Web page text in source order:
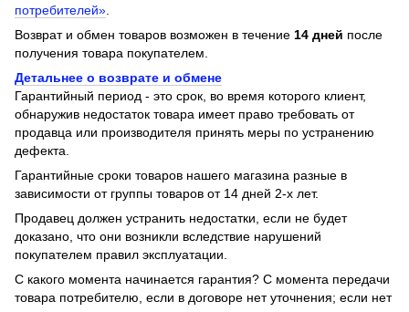
потребителей»
Возврат и обмен товаров возможен в течение 14 дней после
получения товара покупателем.
Детальнее о возврате и обмене
Гарантийный период - это срок, во время которого клиент,
обнаружив недостаток товара имеет право требовать от
продавца или производителя принять меры по устранению
дефекта.
Гарантийные сроки товаров нашего магазина разные в
зависимости от группы товаров от 14 дней 2-х лет.
Продавец должен устранить недостатки, если не будет
доказано, что они возникли вследствие нарушений
покупателем правил эксплуатации.
С какого момента начинается гарантия? С момента передачи
товара потребителю, если в договоре нет уточнения; если нет